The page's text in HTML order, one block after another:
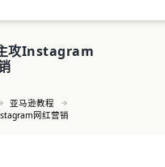
攻Instagram
亚马逊教程
网红营销